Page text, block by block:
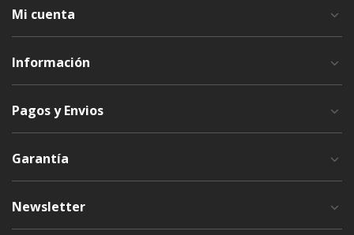
Mi cuenta
Información
Pagos y Envios
Garantía
Newsletter